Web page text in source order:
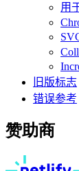
用
旧版标志
错误参考
赞助商